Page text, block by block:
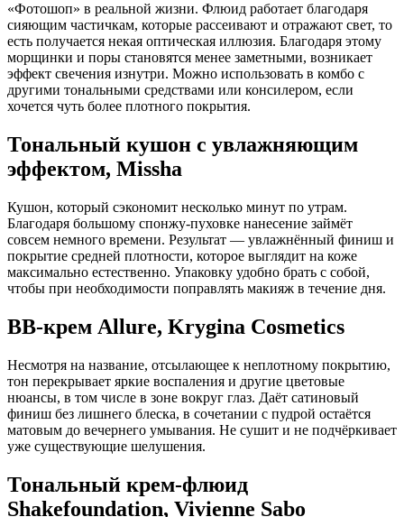
«Фотошоп» в реальной жизни. Флюид работает благодаря
сияющим частичкам, которые рассеивают и отражают свет, то
есть получается некая оптическая иллюзия. Благодаря этому
морщинки и поры становятся менее заметными, возникает
эффект свечения изнутри. Можно использовать в комбо с
другими тональными средствами или консилером, если
хочется чуть более плотного покрытия.
Тональный кушон с увлажняющим
эффектом, Missha
Кушон, который сэкономит несколько минут по утрам.
Благодаря большому спонжу-пуховке нанесение займёт
совсем немного времени. Результат — увлажнённый финиш и
покрытие средней плотности, которое выглядит на коже
максимально естественно. Упаковку удобно брать с собой,
чтобы при необходимости поправлять макияж в течение дня.
BB-крем Allure, Krygina Cosmetics
Несмотря на название, отсылающее к неплотному покрытию,
тон перекрывает яркие воспаления и другие цветовые
нюансы, в том числе в зоне вокруг глаз. Даёт сатиновый
финиш без лишнего блеска, в сочетании с пудрой остаётся
матовым до вечернего умывания. Не сушит и не подчёркивает
уже существующие шелушения.
Тональный крем-флюид
Shakefoundation, Vivienne Sabo